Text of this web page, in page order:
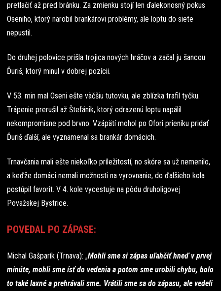
pretlačiť až pred bránku. Za zmienku stojí len ďalekonosný pokus
Oseniho, ktorý narobil brankárovi problémy, ale loptu do siete
nepustil.
Do druhej polovice prišla trojica nových hráčov a začal ju šancou
Ďuriš, ktorý minul v dobrej pozícii.
V 53. min mal Oseni ešte väčšiu tutovku, ale zblízka trafil tyčku.
Trápenie prerušil až Štefánik, ktorý odrazenú loptu napálil
nekompromisne pod brvno. Vzápätí mohol po Ofori prieniku pridať
Ďuriš ďalší, ale vyznamenal sa brankár domácich.
Trnavčania mali ešte niekoľko príležitostí, no skóre sa už nemenilo,
a keďže domáci nemali možnosti na vyrovnanie, do ďalšieho kola
postúpil favorit. V 4. kole vycestuje na pôdu druholigovej
Považskej Bystrice.
POVEDAL PO ZÁPASE:
Michal Gašparík (Trnava): „Mohli sme si zápas uľahčiť hneď v prvej
minúte, mohli sme ísť do vedenia a potom sme urobili chybu, bolo
to také laxné a prehrávali sme. Vrátili sme sa do zápasu, ale vedeli